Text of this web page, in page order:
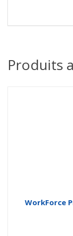
Produits
WorkForce